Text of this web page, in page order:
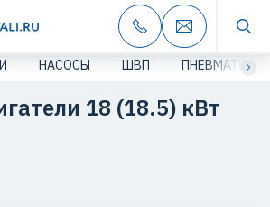
НАСОСЫ ШВП ПНЕВМАТИКА
18 (18.5) кВт